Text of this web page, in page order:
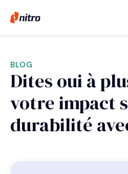
BLOG
Dites oui à
votre impact
durabilité